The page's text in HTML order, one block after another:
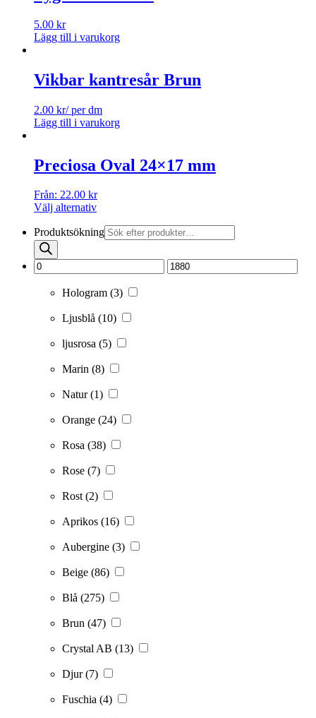
5.00 kr
Lägg till i varukorg
Vikbar kantresår Brun
2.00 kr/ per dm
Lägg till i varukorg
Preciosa Oval 24×17 mm
Från: 22.00 kr
Välj alternativ
Produktsökning
Hologram (3)
Ljusblå (10)
ljusrosa (5)
Marin (8)
Natur(1)
Orange (24)
Rosa (38)
Rose (7)
Rost(2)
Aprikos (16)
Aubergine (3)
Beige (86)
Blå (275)
Brun (47)
Crystal AB (13)
Djur(7)
Fuschia (4)